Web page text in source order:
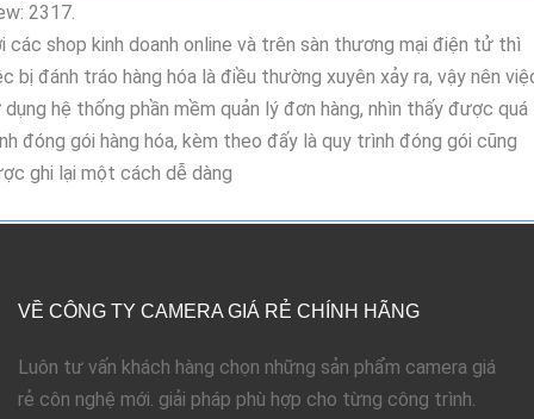
2317.
các shop kinh doanh online và trên sàn thương mại điện tử thì
bị đánh tráo hàng hóa là điều thường xuyên xảy ra, vậy nên
dụng hệ thống phần mềm quản lý đơn hàng, nhìn thấy được quá
đóng gói hàng hóa, kèm theo đấy là quy trình đóng gói cũng
ghi lại một cách dễ dàng
VỀ CÔNG TY CAMERA GIÁ RẺ CHÍNH HÃNG
Luôn tư vấn khách hàng chọn những sản phẩm camera giá
rẻ côn nghệ mới. giải pháp phù hợp cho từng công trình.